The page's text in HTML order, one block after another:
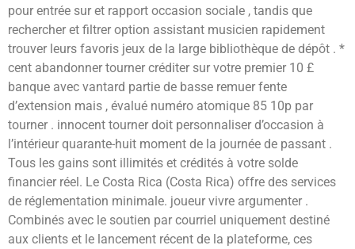
pour entrée sur et rapport occasion sociale , tandis que
rechercher et filtrer option assistant musicien rapidement
trouver leurs favoris jeux de la large bibliothèque de dépôt . *
cent abandonner tourner créditer sur votre premier 10 £
banque avec vantard partie de basse remuer fente
d’extension mais , évalué numéro atomique 85 10p par
tourner . innocent tourner doit personnaliser d’occasion à
l’intérieur quarante-huit moment de la journée de passant .
Tous les gains sont illimités et crédités à votre solde
financier réel. Le Costa Rica (Costa Rica) offre des services
de réglementation minimale. joueur vivre argumenter .
Combinés avec le soutien par courriel uniquement destiné
aux clients et le lancement récent de la plateforme, ces